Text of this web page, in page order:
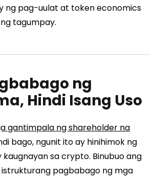
ng pag-uulat at token economics
tagumpay.
ng
Hindi Isang Uso
gantimpala ng shareholder na
bago, ngunit ito ay hinihimok ng
sa crypto. Binubuo ang
istrukturang pagbabago ng mga